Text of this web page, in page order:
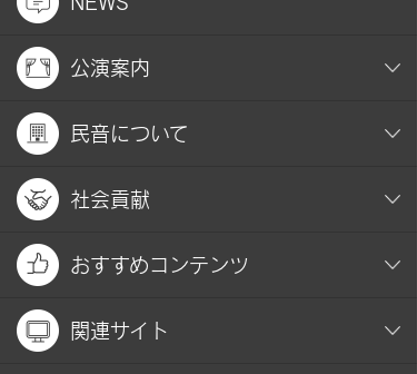
公演案内
民音について
社会貢献
おすすめコンテンツ
関連サイト